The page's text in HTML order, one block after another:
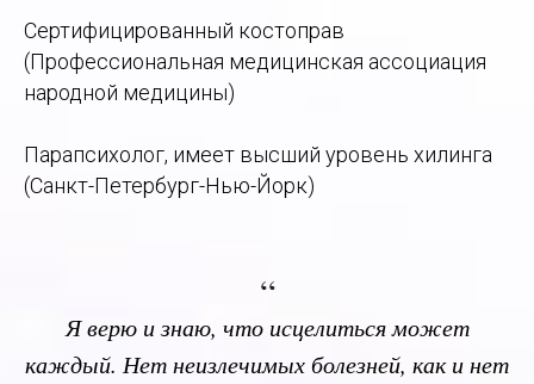
Сертифицированный костоправ
(Профессиональная медицинская ассоциация
народной медицины)
Парапсихолог, имеет высший уровень хилинга
(Санкт-Петербург-Нью-Йорк)
“
Я верю и знаю, что исцелиться может
каждый. Нет неизлечимых болезней, как и нет